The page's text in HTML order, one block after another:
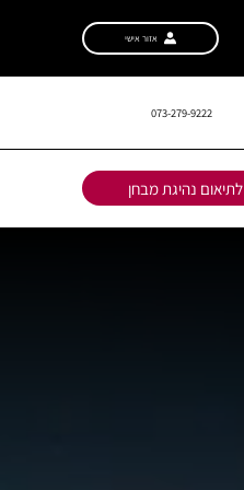
אזור אישי
073-279-9222
לתיאום נהיגת מבחן